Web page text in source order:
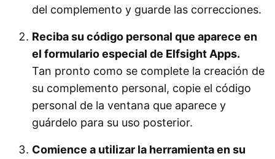
del complemento y guarde las correcciones.
Reciba su código personal que aparece en
el formulario especial de Elfsight Apps.
Tan pronto como se complete la creación de
su complemento personal, copie el código
personal de la ventana que aparece y
guárdelo para su uso posterior.
Comience a utilizar la herramienta en su